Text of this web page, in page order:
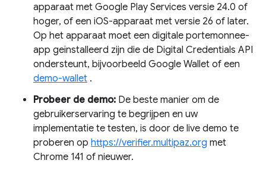
apparaat met Google Play Services versie 24.0 of
hoger, of een iOS-apparaat met versie 26 of later.
Op het apparaat moet een digitale portemonnee-
app geïnstalleerd zijn die de Digital Credentials API
ondersteunt, bijvoorbeeld Google Wallet of een
demo-wallet .
Probeer de demo: De beste manier om de
gebruikerservaring te begrijpen en uw
implementatie te testen, is door de live demo te
proberen op https://verifier.multipaz.org met
Chrome 141 of nieuwer.